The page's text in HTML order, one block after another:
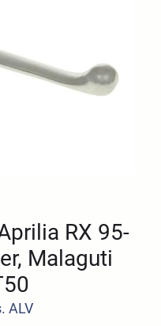
RX 95-
Malaguti
ALV